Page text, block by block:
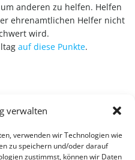
verwalten
verwenden wir Technologien wie
zu speichern und/oder darauf
zustimmst, können wir Daten
anderen zu helfen. Helfen
ehrenamtlichen Helfer nicht
wird.
auf diese Punkte.